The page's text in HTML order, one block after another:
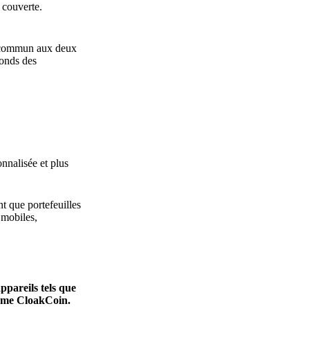
aux deux
des
et plus
que portefeuilles
tels que
CloakCoin.